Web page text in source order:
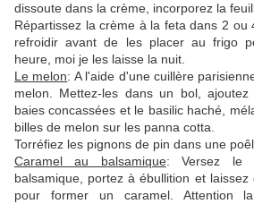
dissoute dans la crème, incorporez la
Répartissez la crème à la feta dans 2 ou
refroidir avant de les placer au frigo
heure, moi je les laisse la nuit.
Le melon: A l'aide d'une cuillère
melon. Mettez-les dans un bol,
baies concassées et le basilic haché,
billes de melon sur les panna cotta.
Torréfiez les pignons de pin dans une
Caramel au balsamique: Versez le
balsamique, portez à ébullition et
pour former un caramel. Attention